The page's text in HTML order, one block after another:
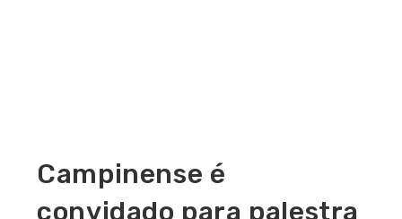
Campinense é
convidado para palestra